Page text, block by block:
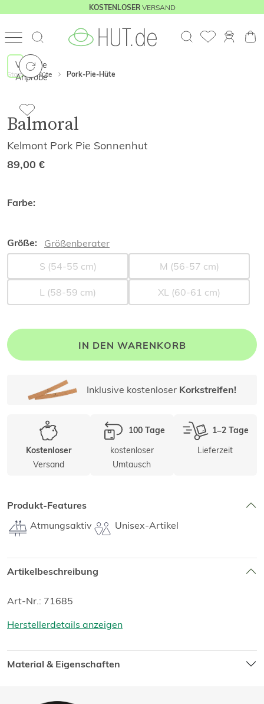
KOSTENLOSERVERSAND
Start Hüte Pork-Pie-Hüte
Virtuelle
Anprobe
Balmoral
Kelmont Pork Pie Sonnenhut
89,00 €
Farbe:
Größe:
Größenberater
S (54-55 cm)
M (56-57 cm)
L (58-59 cm) XL (60-61 cm)
IN DEN WARENKORB
Inklusive kostenloser Korkstreifen!
Kostenloser
Versand
100 Tage
kostenloser
Umtausch
1–2 Tage
Lieferzeit
Produkt-Features
Atmungsaktiv Unisex-Artikel
Artikelbeschreibung
Art-Nr.: 71685
Herstellerdetails anzeigen
Material & Eigenschaften